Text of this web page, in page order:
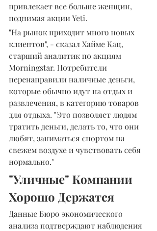
привлекает все больше женщин,
поднимая акции Yeti.
"На рынок приходит много новых
клиентов", - сказал Хайме Кац,
старший аналитик по акциям
Morningstar. Потребители
перенаправили наличные деньги,
которые обычно идут на отдых и
развлечения, в категорию товаров
для отдыха. "Это позволяет людям
тратить деньги, делать то, что они
любят, заниматься спортом на
свежем воздухе и чувствовать себя
нормально."
"Уличные" Компании
Хорошо Держатся
Данные Бюро экономического
анализа подтверждают наблюдения